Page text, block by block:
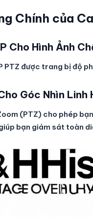
Chính của
Cho Hình Ảnh
PTZ được trang bị độ
Góc Nhìn Linh
(PTZ) cho phép
bạn giám sát toàn